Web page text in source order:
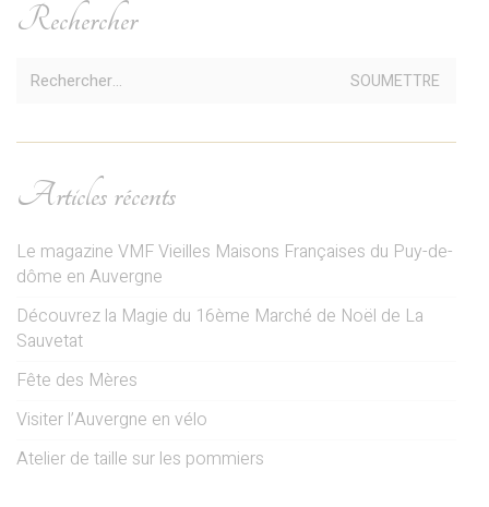
Rechercher
Recherche:
Articles récents
Le magazine VMF Vieilles Maisons Françaises du Puy-de-
dôme en Auvergne
Découvrez la Magie du 16ème Marché de Noël de La
Sauvetat
Fête des Mères
Visiter l’Auvergne en vélo
Atelier de taille sur les pommiers